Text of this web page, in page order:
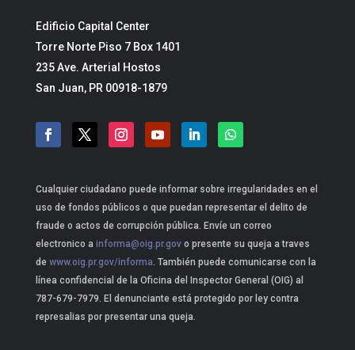
Edificio Capital Center
Torre Norte Piso 7 Box 1401
235 Ave. Arterial Hostos
San Juan, PR 00918-1879
Cualquier ciudadano puede informar sobre irregularidades en el
uso de fondos públicos o que puedan representar el delito de
fraude o actos de corrupción pública. Envíe un correo
electronico a informa@oig.pr.govo presente su queja a traves
dewww.oig.pr.gov/informa. También puede comunicarse con la
línea confidencial de la Oficina del Inspector General (OIG) al
787-679-7979. El denunciante está protegido por ley contra
represalias por presentar una queja.